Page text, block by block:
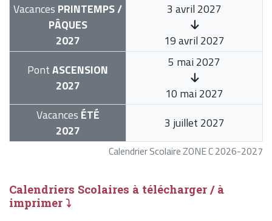
Calendrier Scolaire ZONE C 2026-2027
Vacances PRINTEMPS /
PÂQUES
2027
3 avril 2027
19 avril 2027
PontASCENSION
2027
5 mai 2027
10 mai 2027
Vacances ÉTÉ
2027
3 juillet 2027
Calendriers Scolaires à télécharger / à
imprimer ⤵